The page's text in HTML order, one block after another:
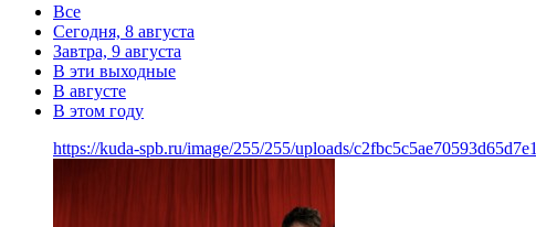
Все
Сегодня, 8 августа
Завтра, 9 августа
В эти выходные
В августе
В этом году
https://kuda-spb.ru/image/255/255/uploads/